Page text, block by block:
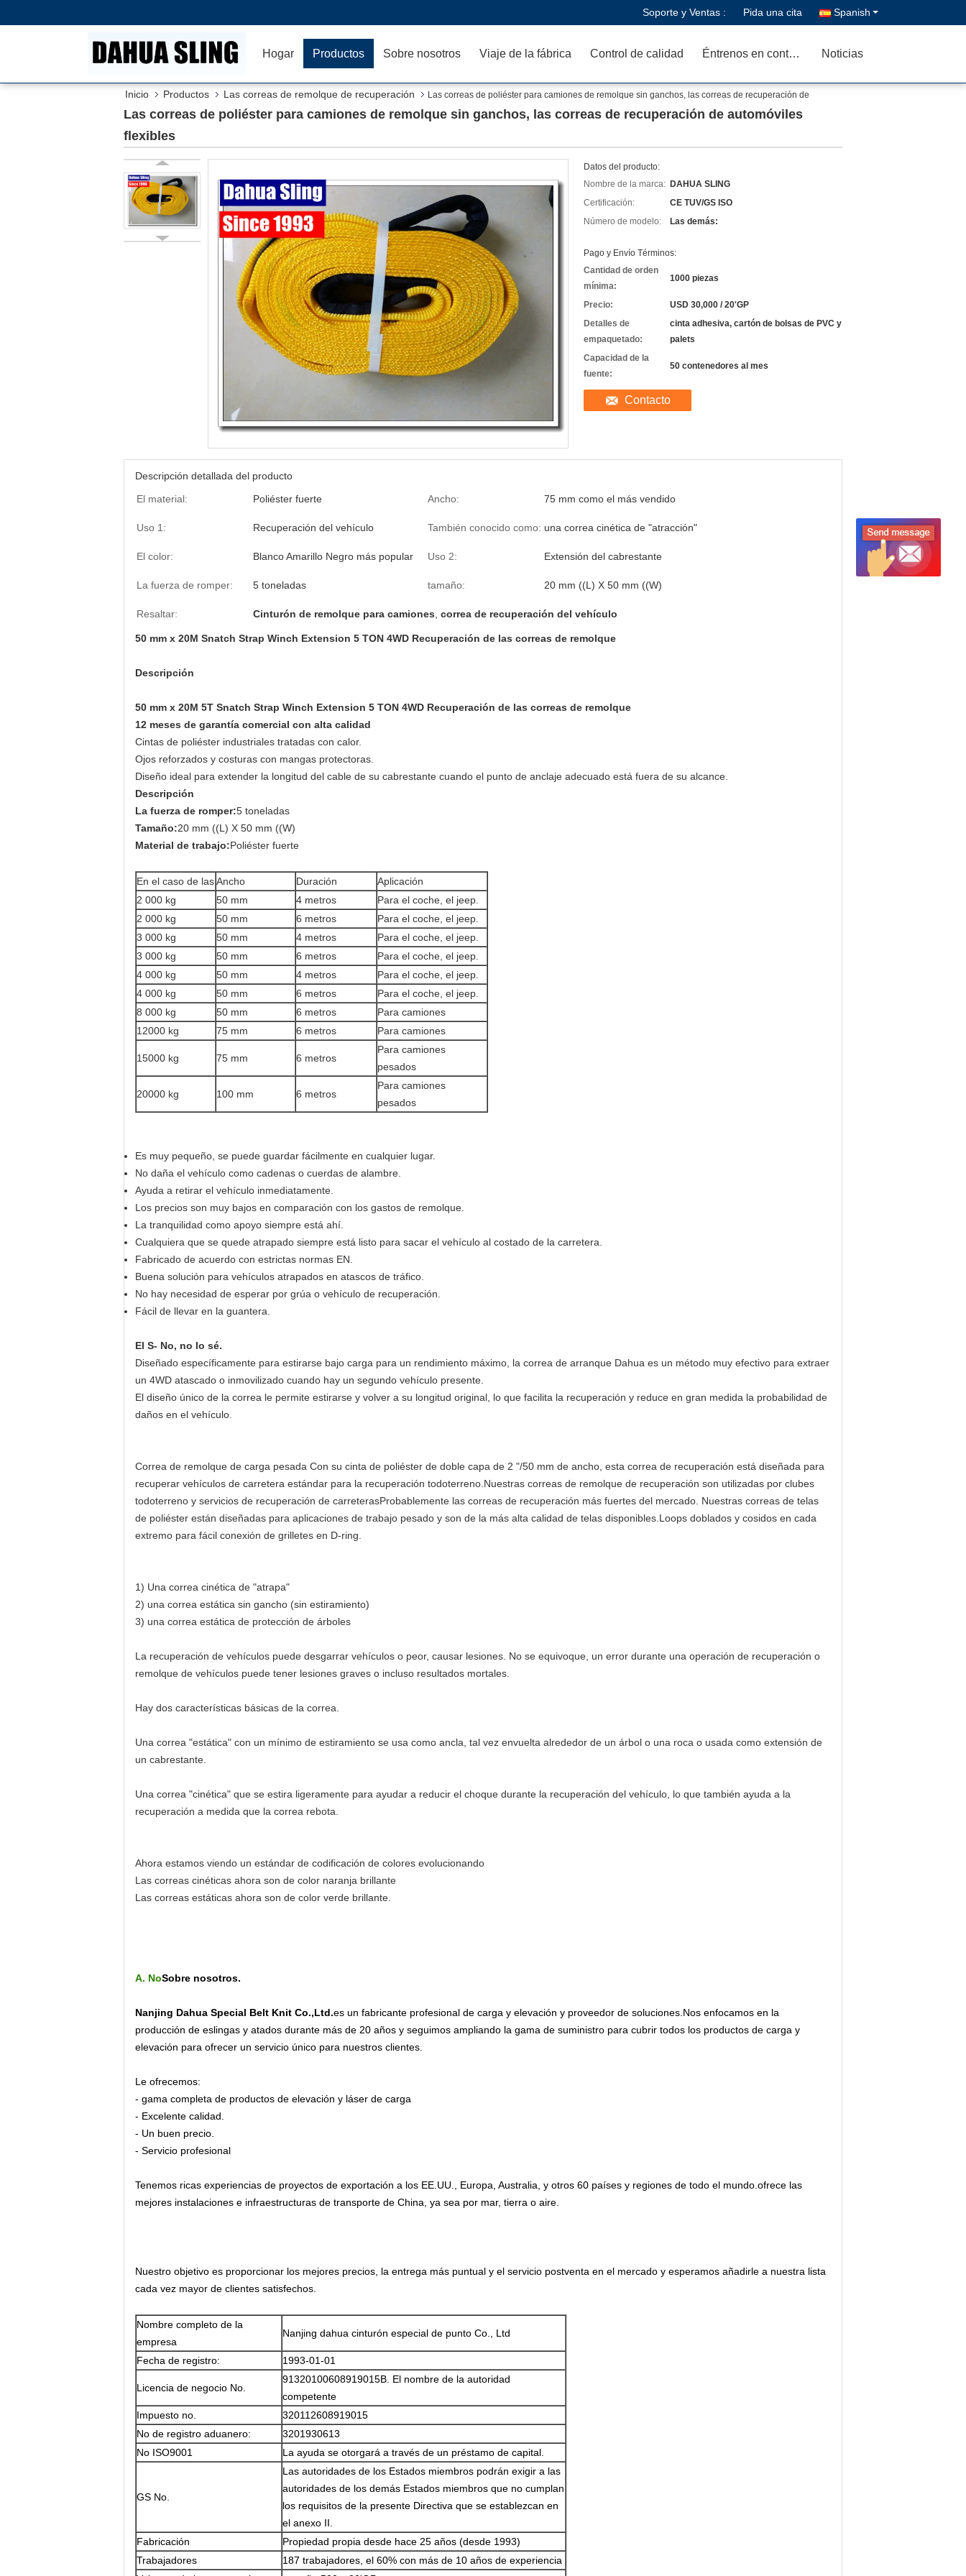
Soporte y Ventas : Pida una cita Spanish
Hogar Productos Sobre nosotros Viaje de la fábrica Control de calidad Éntrenos en contacto con Noticias
Inicio Productos Las correas de remolque de recuperación
Las correas de poliéster para camiones de remolque sin ganchos, las correas de recuperación de
automóviles flexibles
Las correas de poliéster para camiones de remolque sin ganchos, las correas de recuperación de automóviles
flexibles
Datos del producto:
Nombre de la marca: DAHUA SLING
Certificación:
CE TUV/GS ISO
Número de modelo:
Las demás:
Pago y Envío Términos:
Cantidad de orden
mínima:
1000 piezas
Precio:
USD 30,000 / 20'GP
Detalles de
empaquetado:
cinta adhesiva, cartón de bolsas de PVC y
palets
Capacidad de la
fuente:
50 contenedores al mes
Contacto
Descripción detallada del producto
El material:
Poliéster fuerte Ancho: 75 mm como el más vendido
Uso 1: Recuperación del vehículo También conocido como: una correa cinética de "atracción"
El color: Blanco Amarillo Negro más popular Uso 2: Extensión del cabrestante
La fuerza de romper: 5 toneladas tamaño: 20 mm ((L) X 50 mm ((W)
Resaltar: Cinturón de remolque para camiones correa de recuperación del vehículo
50 mm x 20M Snatch Strap Winch Extension 5 TON 4WD Recuperación de las correas de remolque
Descripción
50 mm x 20M 5T Snatch Strap Winch Extension 5 TON 4WD Recuperación de las correas de remolque
12 meses de garantía comercial con alta calidad
Cintas de poliéster industriales tratadas con calor.
Ojos reforzados y costuras con mangas protectoras.
Diseño ideal para extender la longitud del cable de su cabrestante cuando el punto de anclaje adecuado está fuera de su alcance.
Descripción
La fuerza de romper:5 toneladas
Tamaño:20 mm ((L) X 50 mm ((W)
Material de trabajo:Poliéster fuerte
En el caso de lasAncho Duración
Aplicación
2 000 kg
50 mm 4 metros
Para el coche, el jeep.
2 000 kg
50 mm 6 metros
Para el coche, el jeep.
3 000 kg
50 mm 4 metros
Para el coche, el jeep.
3 000 kg
50 mm 6 metros
Para el coche, el jeep.
4 000 kg
50 mm 4 metros
Para el coche, el jeep.
4 000 kg
50 mm 6 metros
Para el coche, el jeep.
8 000 kg
50 mm 6 metros
Para camiones
12000 kg
75 mm 6 metros Para camiones
15000 kg 75 mm 6 metros
Para camiones
pesados
20000 kg 100 mm 6 metros
Para camiones
pesados
Es muy pequeño, se puede guardar fácilmente en cualquier lugar.
No daña el vehículo como cadenas o cuerdas de alambre.
Ayuda a retirar el vehículo inmediatamente.
Los precios son muy bajos en comparación con los gastos de remolque.
La tranquilidad como apoyo siempre está ahí.
Cualquiera que se quede atrapado siempre está listo para sacar el vehículo al costado de la carretera.
Fabricado de acuerdo con estrictas normas EN.
Buena solución para vehículos atrapados en atascos de tráfico.
No hay necesidad de esperar por grúa o vehículo de recuperación.
Fácil de llevar en la guantera.
El S- No, no lo sé.
Diseñado específicamente para estirarse bajo carga para un rendimiento máximo, la correa de arranque Dahua es un método muy efectivo para extraer
un 4WD atascado o inmovilizado cuando hay un segundo vehículo presente.
El diseño único de la correa le permite estirarse y volver a su longitud original, lo que facilita la recuperación y reduce en gran medida la probabilidad de
daños en el vehículo.
Correa de remolque de carga pesada Con su cinta de poliéster de doble capa de 2 "/50 mm de ancho, esta correa de recuperación está diseñada para
recuperar vehículos de carretera estándar para la recuperación todoterreno.Nuestras correas de remolque de recuperación son utilizadas por clubes
todoterreno y servicios de recuperación de carreterasProbablemente las correas de recuperación más fuertes del mercado. Nuestras correas de telas
de poliéster están diseñadas para aplicaciones de trabajo pesado y son de la más alta calidad de telas disponibles.Loops doblados y cosidos en cada
extremo para fácil conexión de grilletes en D-ring.
1) Una correa cinética de "atrapa"
2) una correa estática sin gancho (sin estiramiento)
3) una correa estática de protección de árboles
La recuperación de vehículos puede desgarrar vehículos o peor, causar lesiones. No se equivoque, un error durante una operación de recuperación o
remolque de vehículos puede tener lesiones graves o incluso resultados mortales.
Hay dos características básicas de la correa.
Una correa "estática" con un mínimo de estiramiento se usa como ancla, tal vez envuelta alrededor de un árbol o una roca o usada como extensión de
un cabrestante.
Una correa "cinética" que se estira ligeramente para ayudar a reducir el choque durante la recuperación del vehículo, lo que también ayuda a la
recuperación a medida que la correa rebota.
Ahora estamos viendo un estándar de codificación de colores evolucionando
Las correas cinéticas ahora son de color naranja brillante
Las correas estáticas ahora son de color verde brillante.
A. NoSobre nosotros.
Nanjing Dahua Special Belt Knit Co.,Ltd.es un fabricante profesional de carga y elevación y proveedor de soluciones.Nos enfocamos en la
producción de eslingas y atados durante más de 20 años y seguimos ampliando la gama de suministro para cubrir todos los productos de carga y
elevación para ofrecer un servicio único para nuestros clientes.
Le ofrecemos:
- gama completa de productos de elevación y láser de carga
- Excelente calidad.
- Un buen precio.
- Servicio profesional
Tenemos ricas experiencias de proyectos de exportación a los EE.UU., Europa, Australia, y otros 60 países y regiones de todo el mundo.ofrece las
mejores instalaciones e infraestructuras de transporte de China, ya sea por mar, tierra o aire.
Nuestro objetivo es proporcionar los mejores precios, la entrega más puntual y el servicio postventa en el mercado y esperamos añadirle a nuestra lista
cada vez mayor de clientes satisfechos.
Nombre completo de la
empresa
Nanjing dahua cinturón especial de punto Co., Ltd
Fecha de registro: 1993-01-01
Licencia de negocio No.
91320100608919015B. El nombre de la autoridad
competente
Impuesto no.
320112608919015
No de registro aduanero:
3201930613
No ISO9001
La ayuda se otorgará a través de un préstamo de capital.
GS No.
Las autoridades de los Estados miembros podrán exigir a las
autoridades de los demás Estados miembros que no cumplan
los requisitos de la presente Directiva que se establezcan en
el anexo II.
Fabricación
Propiedad propia desde hace 25 años (desde 1993)
Trabajadores
187 trabajadores, el 60% con más de 10 años de experiencia